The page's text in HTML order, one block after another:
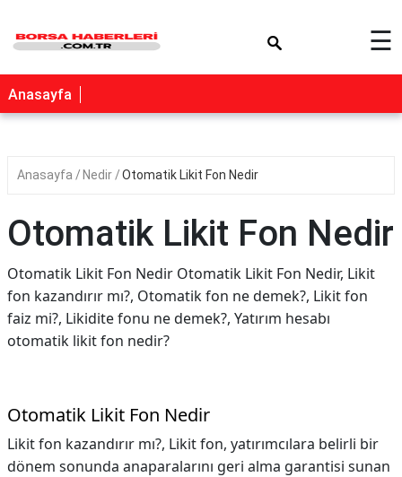
☰
Anasayfa
Anasayfa Nedir Otomatik Likit Fon Nedir
Otomatik Likit Fon Nedir
Otomatik Likit Fon Nedir Otomatik Likit Fon Nedir, Likit
fon kazandırır mı?, Otomatik fon ne demek?, Likit fon
faiz mi?, Likidite fonu ne demek?, Yatırım hesabı
otomatik likit fon nedir?
Otomatik Likit Fon Nedir
Likit fon kazandırır mı?, Likit fon, yatırımcılara belirli bir
dönem sonunda anaparalarını geri alma garantisi sunan